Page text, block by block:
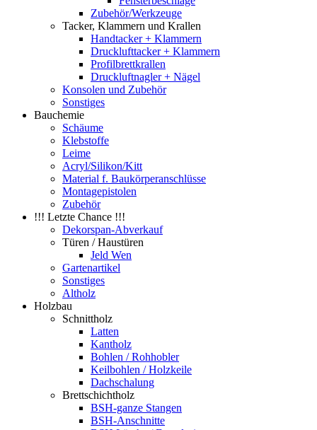
Zubehör/Werkzeuge
Tacker, Klammern und Krallen
Handtacker + Klammern
Drucklufttacker + Klammern
Profilbrettkrallen
Druckluftnagler + Nägel
Konsolen und Zubehör
Sonstiges
Bauchemie
Schäume
Klebstoffe
Leime
Acryl/Silikon/Kitt
Material f. Baukörperanschlüsse
Montagepistolen
Zubehör
!!! Letzte Chance !!!
Dekorspan-Abverkauf
Türen / Haustüren
Jeld Wen
Gartenartikel
Sonstiges
Altholz
Holzbau
Schnittholz
Latten
Kantholz
Bohlen / Rohhobler
Keilbohlen / Holzkeile
Dachschalung
Brettschichtholz
BSH-ganze Stangen
BSH-Anschnitte